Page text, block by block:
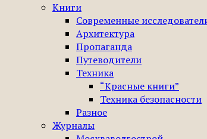
Книги
Современные
Архитектура
Пропаганда
Путеводители
Техника
“Красные книги”
Техника безопасности
Разное
Журналы